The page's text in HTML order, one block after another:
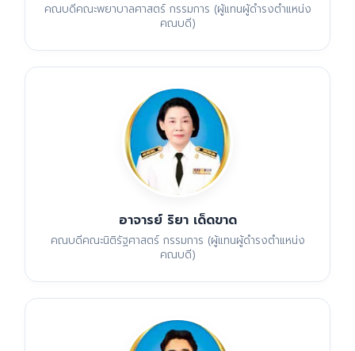
คณบดีคณะพยาบาลศาสตร์ กรรมการ (ผู้แทนผู้ดำรงตำแหน่ง
คณบดี)
อาจารย์ ริยา เด็ดขาด
คณบดีคณะนิติรัฐศาสตร์ กรรมการ (ผู้แทนผู้ดำรงตำแหน่ง
คณบดี)